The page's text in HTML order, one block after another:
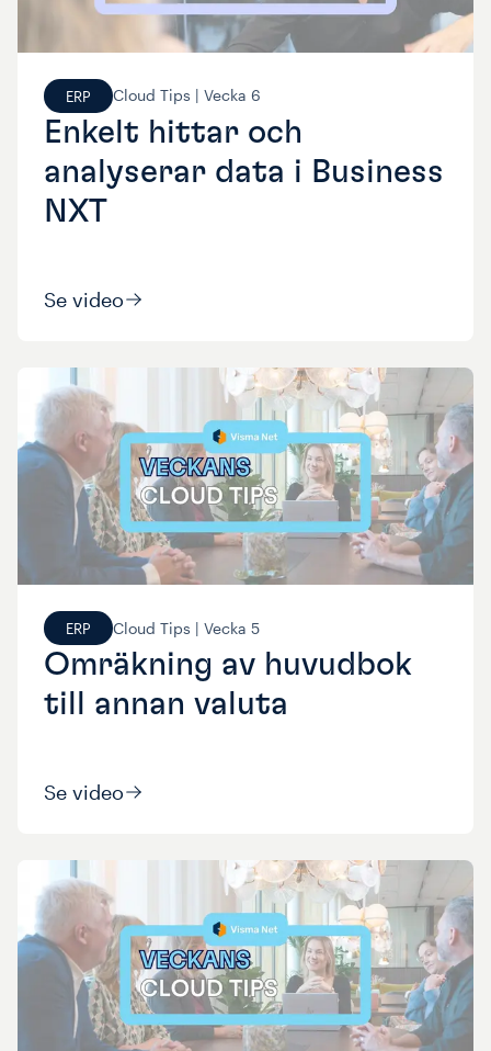
ERP Cloud Tips | Vecka 6
Enkelt hittar och
analyserar data i Business
NXT
Se video
ERP Cloud Tips | Vecka 5
Omräkning av huvudbok
till annan valuta
Se video